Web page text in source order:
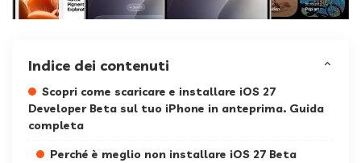
Indice dei contenuti
Scopri come scaricare e installare iOS 27
Developer Beta sul tuo iPhone in anteprima. Guida
completa
Perché è meglio non installare iOS 27 Beta